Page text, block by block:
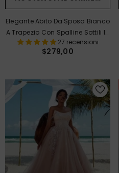
Elegante Abito Da Sposa Bianco
A Trapezio Con Spalline Sottili In
Pizzo E Spacco - Abito Da Sposa
In Tulle Senza Schienale
27 recensioni
$279,00